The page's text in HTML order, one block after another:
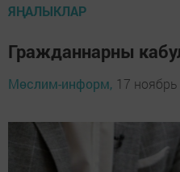
ЯҢАЛЫКЛАР
Гражданнарны
Мөслим-информ, 17